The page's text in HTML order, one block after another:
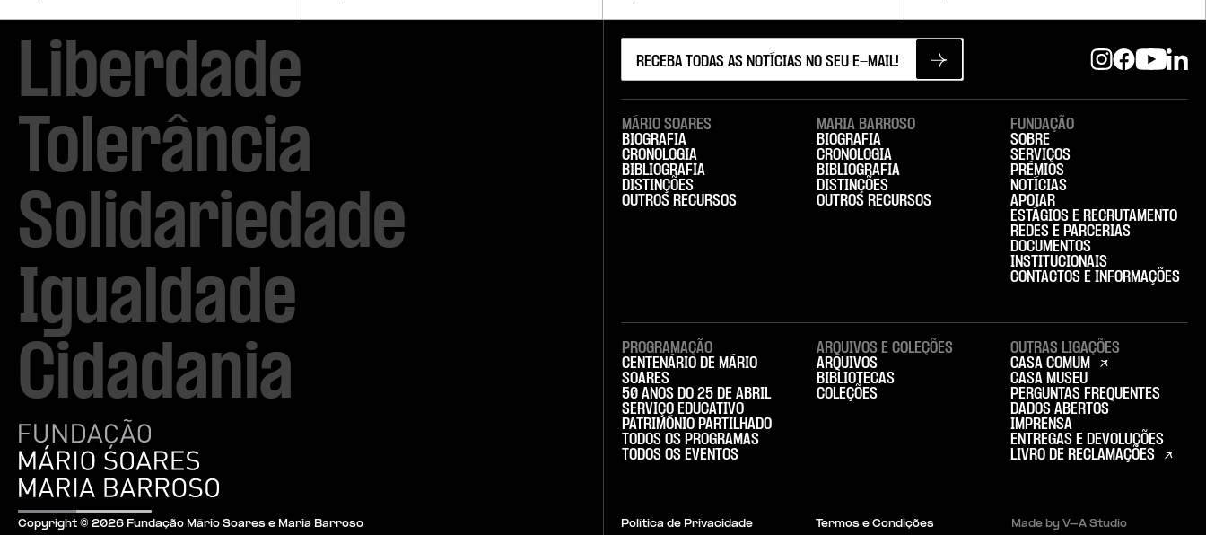
Liberdade
Tolerância
Solidariedade
Igualdade
Cidadania
Copyright © 2026 Fundação Mário Soares e Maria Barroso
MÁRIO SOARES
BIOGRAFIA
CRONOLOGIA
BIBLIOGRAFIA
DISTINÇÕES
OUTROS RECURSOS
MARIA BARROSO
BIOGRAFIA
CRONOLOGIA
BIBLIOGRAFIA
DISTINÇÕES
OUTROS RECURSOS
FUNDAÇÃO
SOBRE
SERVIÇOS
PRÉMIOS
NOTÍCIAS
APOIAR
ESTÁGIOS E RECRUTAMENTO
REDES E PARCERIAS
DOCUMENTOS
INSTITUCIONAIS
CONTACTOS E INFORMAÇÕES
PROGRAMAÇÃO
CENTENÁRIO DE MÁRIO
SOARES
50 ANOS DO 25 DE ABRIL
SERVIÇO EDUCATIVO
PATRIMÓNIO PARTILHADO
TODOS OS PROGRAMAS
TODOS OS EVENTOS
ARQUIVOS E COLEÇÕES
ARQUIVOS
BIBLIOTECAS
COLEÇÕES
OUTRAS LIGAÇÕES
CASA COMUM
CASA MUSEU
PERGUNTAS FREQUENTES
DADOS ABERTOS
IMPRENSA
ENTREGAS E DEVOLUÇÕES
LIVRO DE RECLAMAÇÕES
Política de Privacidade Termos e Condições Made by V–A Studio